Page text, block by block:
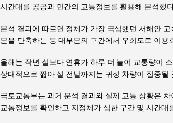
시간대를 공공과 민간의 교통정보를 활용해 분석했
분석 결과에 따르면 정체가 가장 극심했던 서해안
분을 단축하는 등 대부분의 구간에서 우회도로 이용
올해는 작년 설보다 연휴가 하루 더 늘어 교통량이
상대적으로 짧아 설 전날까지는 귀성 차량이 집중될
국토교통부는 과거 분석 결과와 실제 교통 상황은
교통정보를 확인하고 지정체가 심한 구간 및 시간대